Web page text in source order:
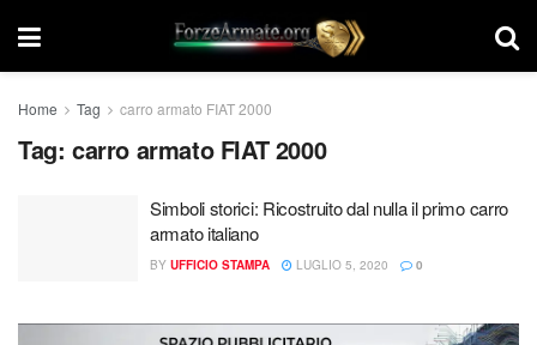
Home Tag carro armato FIAT 2000
Tag: carro armato FIAT 2000
Simboli storici: Ricostruito dal nulla il primo carro
armato italiano
BY UFFICIO STAMPA LUGLIO 5, 2020 0